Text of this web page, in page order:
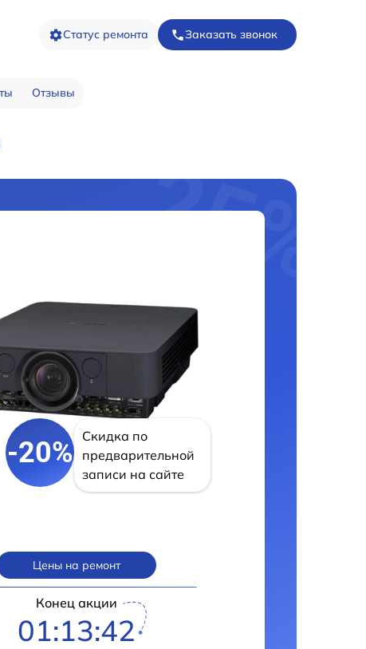
Статус ремонта Заказать звонок
Отзывы
-20%
Скидка по
предварительной
записи на сайте
Цены на ремонт
Конец акции
01:13:41